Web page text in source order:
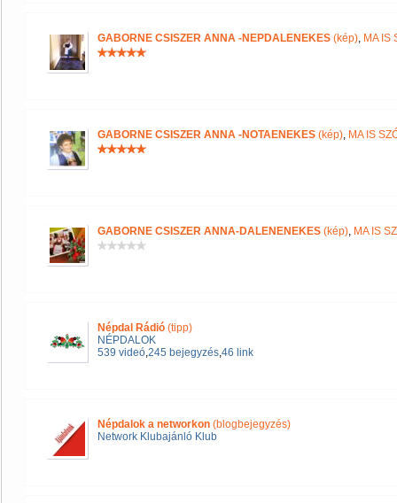
GABORNE CSISZER ANNA -NEPDALENEKES (kép), MA IS
GABORNE CSISZER ANNA -NOTAENEKES (kép), MA IS
GABORNE CSISZER ANNA-DALENENEKES (kép), MA IS
Népdal Rádió (tipp)
NÉPDALOK
539 videó,245 bejegyzés,46 link
Népdalok a networkon (blogbejegyzés)
Network Klubajánló Klub